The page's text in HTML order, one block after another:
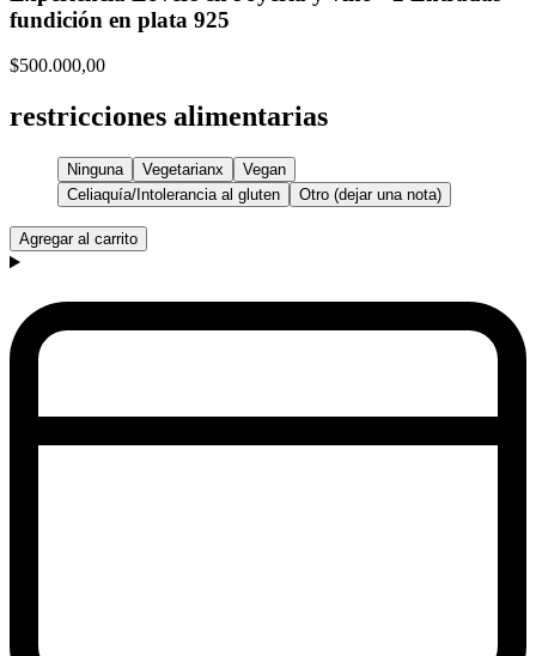
fundición en plata 925
$500.000,00
restricciones alimentarias
Ninguna Vegetarianx
Vegan
Celiaquía/Intolerancia al gluten
Otro (dejar una nota)
Agregar al carrito